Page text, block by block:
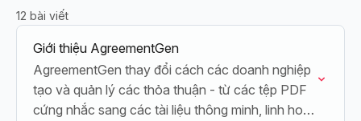
12 bài viết
Giới thiệu AgreementGen
AgreementGen thay đổi cách các doanh nghiệp
tạo và quản lý các thỏa thuận - từ các tệp PDF
cứng nhắc sang các tài liệu thông minh, linh hoạt